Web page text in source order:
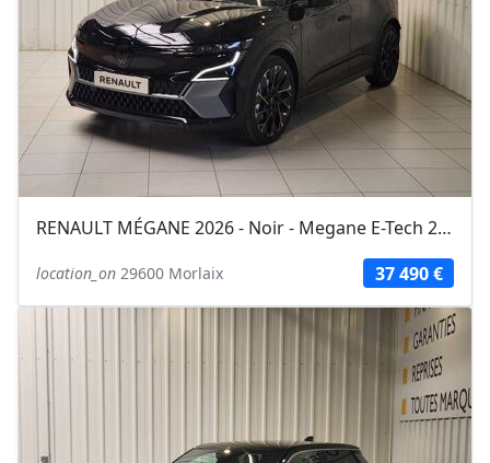
RENAULT MÉGANE 2026 - Noir - Megane E-Tech 220 ch autonomie confort esprit...
location_on 29600 Morlaix 37 490 €